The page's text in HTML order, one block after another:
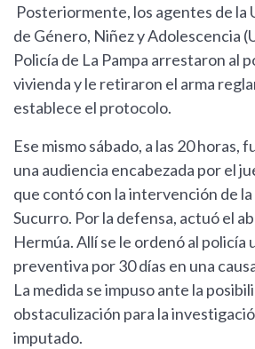
Posteriormente, los agentes de la
de Género, Niñez y Adolescencia
Policía de La Pampa arrestaron al
vivienda y le retiraron el arma
establece el protocolo.
Ese mismo sábado, a las 20 horas,
una audiencia encabezada por el
que contó con la intervención de
Sucurro. Por la defensa, actuó el
Hermúa. Allí se le ordenó al policía
preventiva por 30 días en una
La medida se impuso ante la
obstaculización para la
imputado.